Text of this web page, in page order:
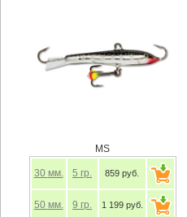
MS
30 мм. 5 гр. 859 руб.
50 мм. 9 гр. 1 199 руб.